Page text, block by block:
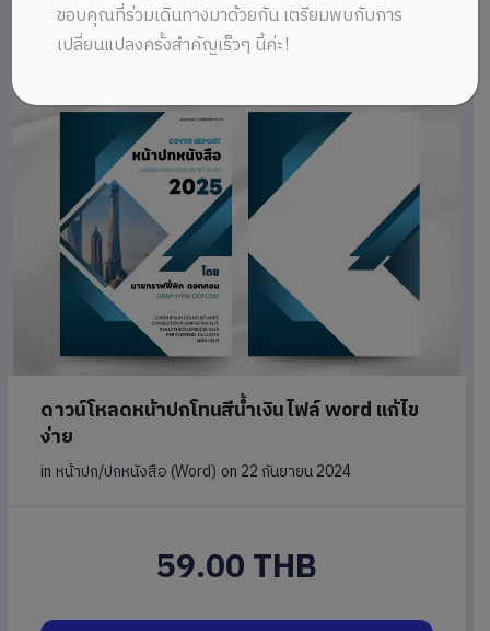
ดาวน์โหลดหน้าปกโทนสีน้ำเงิน ไฟล์ word แก้ไข
ง่าย
in หน้าปก/ปกหนังสือ (Word) on 22 กันยายน 2024
59.00 THB
ขอบคุณที่ร่วมเดินทางมาด้วยกัน เตรียมพบกับการ
เปลี่ยนแปลงครั้งสำคัญเร็วๆ นี้ค่ะ!